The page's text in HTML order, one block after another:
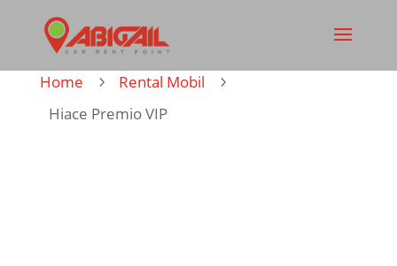
Home 5 Rental Mobil 5
Hiace Premio VIP